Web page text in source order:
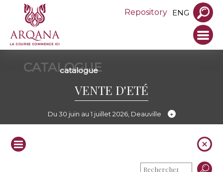
Repository ENG
CATALOGUE
catalogue
VENTE D'ETÉ
Du 30 juin au 1 juillet 2026, Deauville